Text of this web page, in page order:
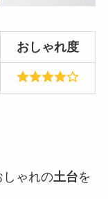
おしゃれ度
しゃれの土台を